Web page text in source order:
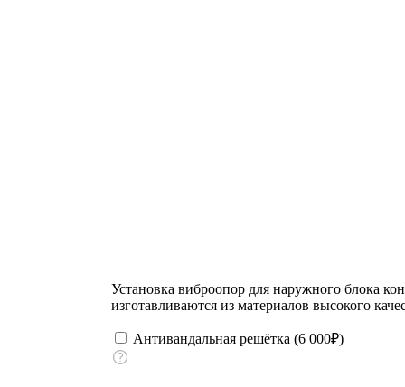
Установка виброопор для наружного блока
изготавливаются из материалов высокого
Антивандальная решётка (6 000₽)